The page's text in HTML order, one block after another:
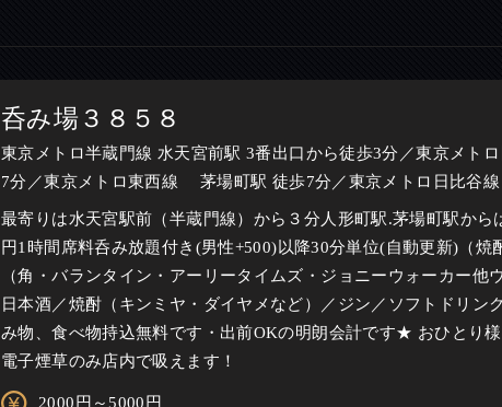
呑み場３８５８
東京メトロ半蔵門線 水天宮前駅 3番出口から徒歩3分／東京メト
7分／東京メトロ東西線 茅場町駅 徒歩7分／東京メトロ日比谷線
最寄りは水天宮駅前（半蔵門線）から３分人形町駅.茅場町駅から
円1時間席料呑み放題付き(男性+500)以降30分単位(自動更新)（焼
（角・バランタイン・アーリータイムズ・ジョニーウォーカー他
日本酒／焼酎（キンミヤ・ダイヤメなど）／ジン／ソフトドリン
み物、食べ物持込無料です・出前OKの明朗会計です★ おひとり様
電子煙草のみ店内で吸えます！
2000円～5000円